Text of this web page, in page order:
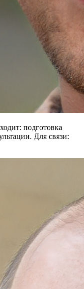
подготовка
Для связи: